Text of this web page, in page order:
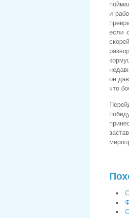
и
если
он
что